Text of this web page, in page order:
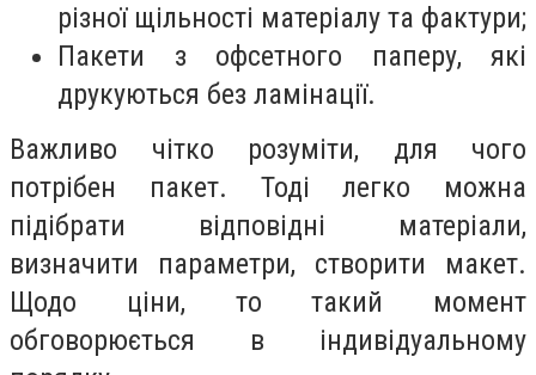
різної щільності матеріалу та фактури;
Пакети з офсетного паперу, які
друкуються без ламінації.
Важливо чітко розуміти, для чого
потрібен пакет. Тоді легко можна
підібрати відповідні матеріали,
визначити параметри, створити макет.
Щодо ціни, то такий момент
обговорюється в індивідуальному